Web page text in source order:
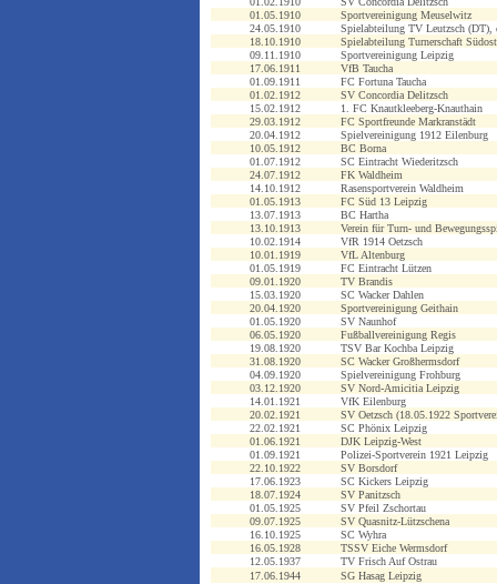
01.05.1910
Sportvereinigung Meuselwitz
24.05.1910
Spielabteilung TV Leutzsch (DT),
18.10.1910
Spielabteilung Turnerschaft
09.11.1910
Sportvereinigung Leipzig
17.06.1911
VfB Taucha
01.09.1911
FC Fortuna Taucha
01.02.1912
SV Concordia Delitzsch
15.02.1912
1. FC Knautkleeberg-Knauthain
29.03.1912
FC Sportfreunde Markranstädt
20.04.1912
Spielvereinigung 1912 Eilenburg
10.05.1912
BC Borna
01.07.1912
SC Eintracht Wiederitzsch
24.07.1912
FK Waldheim
14.10.1912
Rasensportverein Waldheim
01.05.1913
FC Süd 13 Leipzig
13.07.1913
BC Hartha
13.10.1913
Verein für Turn- und
10.02.1914
VfR 1914 Oetzsch
10.01.1919
VfL Altenburg
01.05.1919
FC Eintracht Lützen
09.01.1920
TV Brandis
15.03.1920
SC Wacker Dahlen
20.04.1920
Sportvereinigung Geithain
01.05.1920
SV Naunhof
06.05.1920
Fußballvereinigung Regis
19.08.1920
TSV Bar Kochba Leipzig
31.08.1920
SC Wacker Großhermsdorf
04.09.1920
Spielvereinigung Frohburg
03.12.1920
SV Nord-Amicitia Leipzig
14.01.1921
VfK Eilenburg
20.02.1921
SV Oetzsch (18.05.1922
22.02.1921
SC Phönix Leipzig
01.06.1921
DJK Leipzig-West
01.09.1921
Polizei-Sportverein 1921 Leipzig
22.10.1922
SV Borsdorf
17.06.1923
SC Kickers Leipzig
18.07.1924
SV Panitzsch
01.05.1925
SV Pfeil Zschortau
09.07.1925
SV Quasnitz-Lützschena
16.10.1925
SC Wyhra
16.05.1928
TSSV Eiche Wermsdorf
12.05.1937
TV Frisch Auf Ostrau
17.06.1944
SG Hasag Leipzig